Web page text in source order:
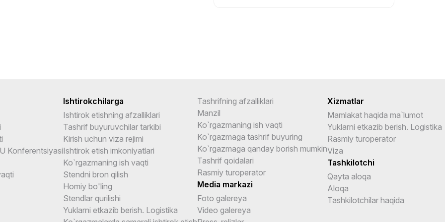
Konferentsiyasi
Ishtirokchilarga
Ishtirok etishning afzalliklari
Tashrif buyuruvchilar tarkibi
Kirish uchun viza rejimi
Ishtirok etish imkoniyatlari
Ko`rgazmaning ish vaqti
Stendni bron qilish
Homiy bo'ling
Stendlar qurilishi
Yuklarni etkazib berish. Logistika
Tashrifning afzalliklari
Manzil
Ko`rgazmaning ish vaqti
Ko`rgazmaga tashrif buyuring
Ko`rgazmaga qanday borish mumkin
Tashrif qoidalari
Rasmiy turoperator
Media markazi
Foto galereya
Video galereya
Xizmatlar
Mamlakat haqida ma`lumot
Yuklarni etkazib berish. Logistika
Rasmiy turoperator
Viza
Tashkilotchi
Qayta aloqa
Aloqa
Tashkilotchilar haqida